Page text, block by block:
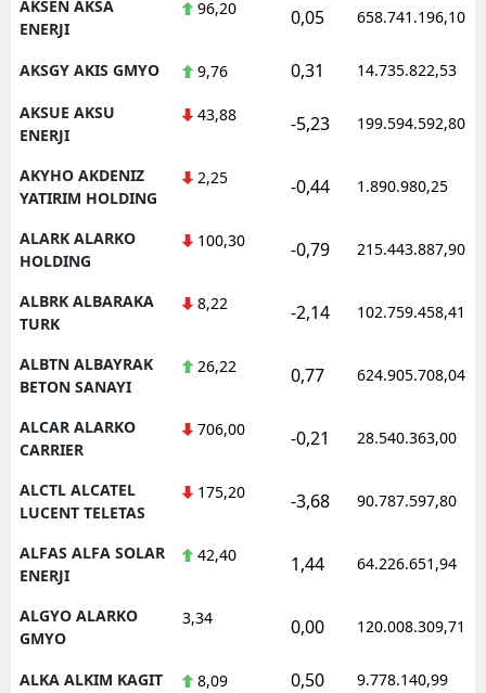
AKSEN AKSA
ENERJI
96,20 0,05 658.741.196,10
AKSGY AKIS GMYO 9,76 0,31 14.735.822,53
AKSUE AKSU
ENERJI
43,88 -5,23 199.594.592,80
AKYHO AKDENIZ
YATIRIM HOLDING
2,25 -0,44 1.890.980,25
ALARK ALARKO
HOLDING
100,30 -0,79 215.443.887,90
ALBRK ALBARAKA
TURK
8,22 -2,14 102.759.458,41
ALBTN ALBAYRAK
BETON SANAYI
26,22 0,77 624.905.708,04
ALCAR ALARKO
CARRIER
706,00 -0,21 28.540.363,00
ALCTL ALCATEL
LUCENT TELETAS
175,20 -3,68 90.787.597,80
ALFAS ALFA SOLAR
ENERJI
42,40 1,44 64.226.651,94
ALGYO ALARKO
GMYO
3,34 0,00 120.008.309,71
ALKA ALKIM KAGIT 8,09 0,50 9.778.140,99